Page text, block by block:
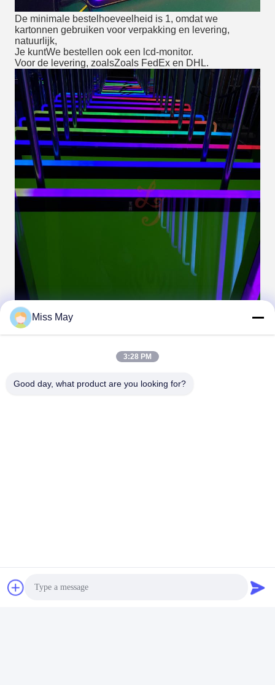
De minimale bestelhoeveelheid is 1, omdat we
kartonnen gebruiken voor verpakking en levering,
natuurlijk,
Je kuntWe bestellen ook een lcd-monitor.
Voor de levering, zoalsZoals FedEx en DHL.
Miss May
3:28 PM
Good day, what product are you looking for?